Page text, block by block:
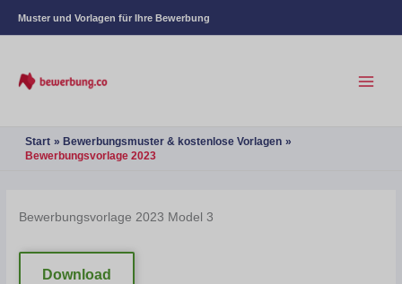
Muster und Vorlagen für Ihre Bewerbung
Start
Bewerbungsmuster & kostenlose Vorlagen
Bewerbungsvorlage 2023
Bewerbungsvorlage 2023 Model 3
Download